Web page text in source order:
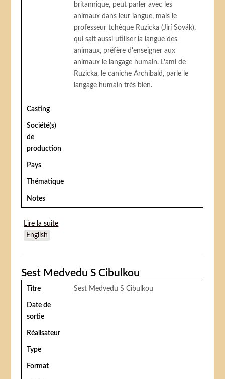
britannique, peut parler avec les
animaux dans leur langue, mais le
professeur tchèque Ruzicka (Jirí Sovák),
qui sait aussi utiliser la langue des
animaux, préfère d'enseigner aux
animaux le langage humain. L'ami de
Ruzicka, le caniche Archibald, parle le
langage humain très bien.
Casting
Société(s)
de
production
Pays
Thématique
Notes
Lire la suite
English
Sest Medvedu S Cibulkou
Titre Sest Medvedu S Cibulkou
Date de
sortie
Réalisateur
Type
Format